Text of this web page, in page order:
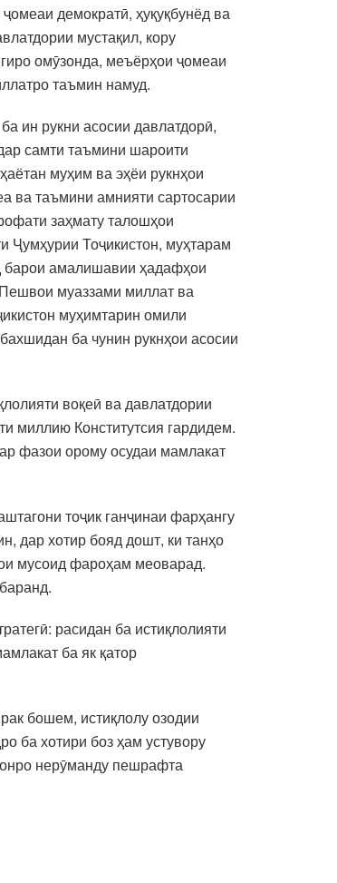
демократӣ, ҳуқуқбунёд ва
мустақил, кору
омӯзонда, меъёрҳои ҷомеаи
таъмин намуд.
ин рукни асосии давлатдорӣ,
самти таъмини шароити
муҳим ва эҳёи рукнҳои
ва таъмини амнияти сартосарии
заҳмату талошҳои
Ҷумҳурии Тоҷикистон, муҳтарам
барои амалишавии ҳадафҳои
муаззами миллат ва
муҳимтарин омили
ба чунин рукнҳои асосии
воқеӣ ва давлатдории
миллию Конститутсия гардидем.
фазои орому осудаи мамлакат
тоҷик ганҷинаи фарҳангу
дар хотир бояд дошт, ки танҳо
мусоид фароҳам меоварад.
расидан ба истиқлолияти
ба як қатор
бошем, истиқлолу озодии
ба хотири боз ҳам устувору
нерӯманду пешрафта